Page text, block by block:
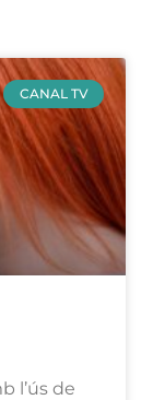
CANAL TV
l’ús de